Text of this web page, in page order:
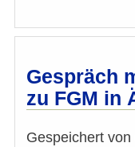
Gespräch
zu FGM in
Gespeichert von